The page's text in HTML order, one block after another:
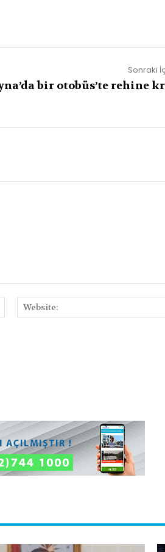
Sonraki
bir otobüs’te rehine
Posta:*